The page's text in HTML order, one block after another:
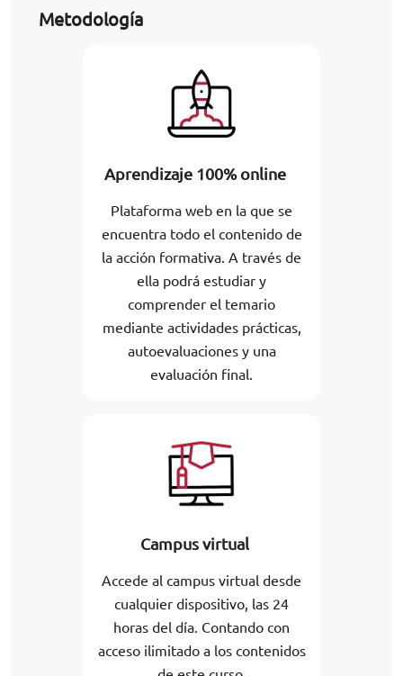
Metodología
Aprendizaje 100% online
Plataforma web en la que se
encuentra todo el contenido de
la acción formativa. A través de
ella podrá estudiar y
comprender el temario
mediante actividades prácticas,
autoevaluaciones y una
evaluación final.
Campus virtual
Accede al campus virtual desde
cualquier dispositivo, las 24
horas del día. Contando con
acceso ilimitado a los contenidos